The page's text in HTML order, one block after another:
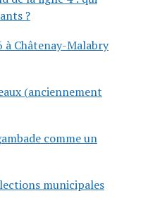
?
à Châtenay-Malabry
(anciennement
comme un
municipales